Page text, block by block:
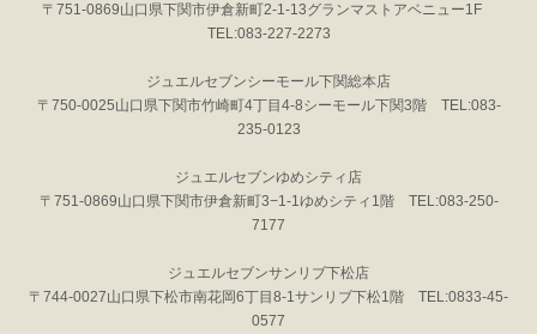
〒751-0869山口県下関市伊倉新町2-1-13グランマストアベニュー1F
TEL:083-227-2273
ジュエルセブンシーモール下関総本店
〒750-0025山口県下関市竹崎町4丁目4-8シーモール下関3階 TEL:083-
235-0123
ジュエルセブンゆめシティ店
〒751-0869山口県下関市伊倉新町3−1-1ゆめシティ1階 TEL:083-250-
7177
ジュエルセブンサンリブ下松店
〒744-0027山口県下松市南花岡6丁目8-1サンリブ下松1階 TEL:0833-45-
0577